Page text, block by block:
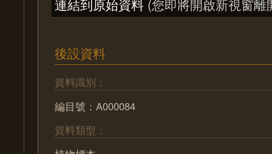
連結到原始資料 (您即將開啟新視窗離
後設資料
資料識別：
編目號：A000084
資料類型：